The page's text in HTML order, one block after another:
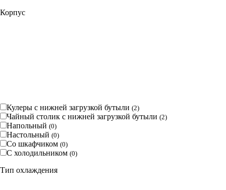
Корпус
Кулеры с нижней загрузкой бутыли (2)
Чайный столик с нижней загрузкой бутыли (2)
Напольный (0)
Настольный (0)
Со шкафчиком (0)
С холодильником (0)
Тип охлаждения